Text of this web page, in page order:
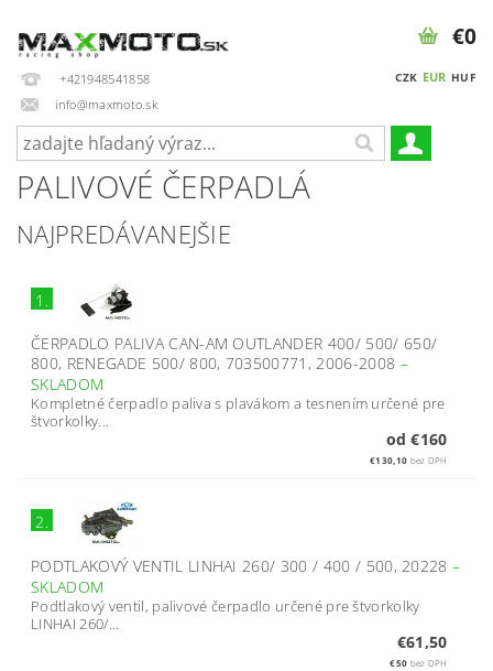
+421948541858
info@maxmoto.sk
CZK EUR HUF
€0
PALIVOVÉ ČERPADLÁ
NAJPREDÁVANEJŠIE
1.
ČERPADLO PALIVA CAN-AM OUTLANDER 400/ 500/ 650/
800, RENEGADE 500/ 800, 703500771, 2006-2008 –
SKLADOM
Kompletné čerpadlo paliva s plavákom a tesnením určené pre
štvorkolky...
od €160
€130,10 bez DPH
2.
PODTLAKOVÝ VENTIL LINHAI 260/ 300 / 400 / 500, 20228–
SKLADOM
Podtlakový ventil, palivové čerpadlo určené pre štvorkolky
LINHAI 260/...
€61,50
€50 bez DPH